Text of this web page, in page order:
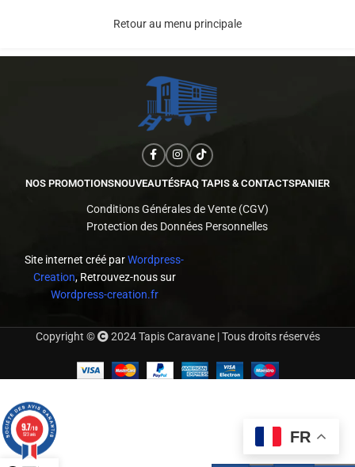
Retour au menu principale
NOS PROMOTIONSNOUVEAUTÉSFAQ TAPIS & CONTACTSPANIER
Conditions Générales de Vente (CGV)
Protection des Données Personnelles
Site internet créé parWordpress-
Creation, Retrouvez-nous sur
Wordpress-creation.fr
Copyright © 2024 Tapis Caravane | Tous droits réservés
FR
9.7/10
523 avis